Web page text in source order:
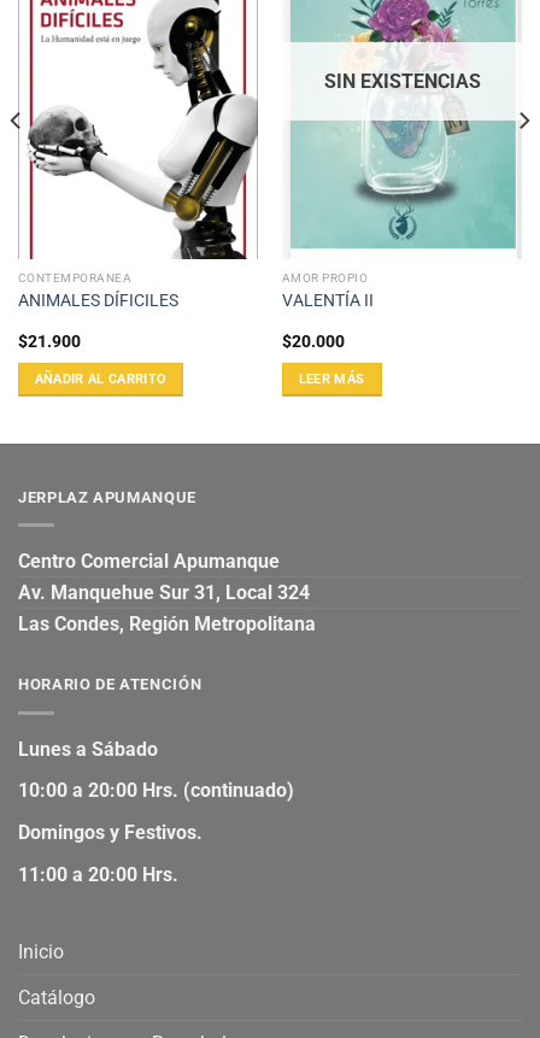
CONTEMPORANEA
ANIMALES DÍFICILES
$21.900
AÑADIR AL CARRITO
SIN EXISTENCIAS
AMOR PROPIO
VALENTÍA II
$20.000
LEER MÁS
JERPLAZ APUMANQUE
Centro Comercial Apumanque
Av. Manquehue Sur 31, Local 324
Las Condes, Región Metropolitana
HORARIO DE ATENCIÓN
Lunes a Sábado
10:00 a 20:00 Hrs. (continuado)
Domingos y Festivos.
11:00 a 20:00 Hrs.
Inicio
Catálogo